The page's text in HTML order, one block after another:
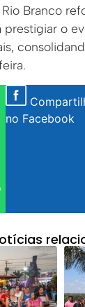
Branco
prestigiar o
no Facebook